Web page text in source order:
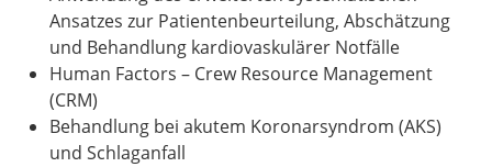
Ansatzes zur Patientenbeurteilung, Abschätzung
und Behandlung kardiovaskulärer Notfälle
Human Factors – Crew Resource Management
(CRM)
Behandlung bei akutem Koronarsyndrom (AKS)
und Schlaganfall